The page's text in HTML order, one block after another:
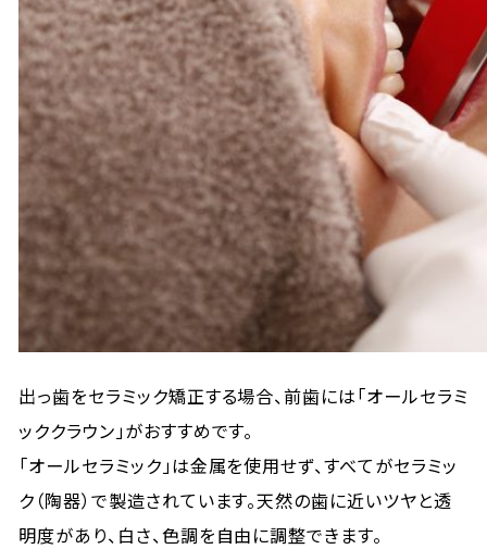
出っ歯をセラミック矯正する場合、前歯には「オールセラミ
ッククラウン」がおすすめです。
「オールセラミック」は金属を使用せず、すべてがセラミッ
ク（陶器）で製造されています。天然の歯に近いツヤと透
明度があり、白さ、色調を自由に調整できます。